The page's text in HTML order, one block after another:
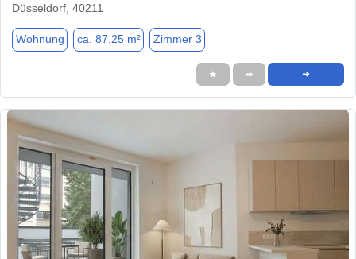
Düsseldorf, 40211
Wohnung ca. 87,25 m² Zimmer 3
★ ➦ ➜